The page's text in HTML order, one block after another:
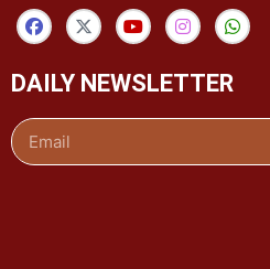
DAILY NEWSLETTER